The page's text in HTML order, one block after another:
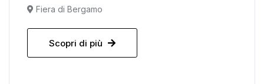
Fiera di Bergamo
Scopri di più